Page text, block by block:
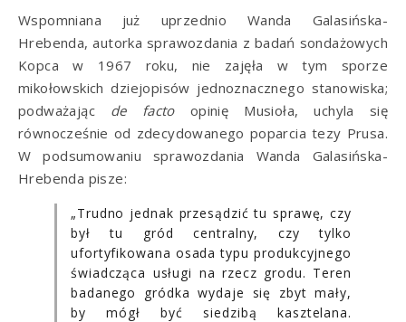
Wspomniana już uprzednio Wanda Galasińska-
Hrebenda, autorka sprawozdania z badań sondażowych
Kopca w 1967 roku, nie zajęła w tym sporze
mikołowskich dziejopisów jednoznacznego stanowiska;
podważając de factoopinię Musioła, uchyla się
równocześnie od zdecydowanego poparcia tezy Prusa.
W podsumowaniu sprawozdania Wanda Galasińska-
Hrebenda pisze:
„Trudno jednak przesądzić tu sprawę, czy
był tu gród centralny, czy tylko
ufortyfikowana osada typu produkcyjnego
świadcząca usługi na rzecz grodu. Teren
badanego gródka wydaje się zbyt mały,
by mógł być siedzibą kasztelana.